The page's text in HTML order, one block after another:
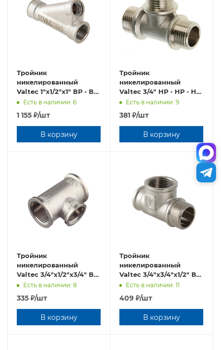
Тройник
никелированный
Valtec 1"х1/2"х1" ВР - ВР
- ВР КОСОЙ
VTr.136.N.0604
Есть в наличии: 6
1 155 ₽/шт
В корзину
Тройник
никелированный
Valtec 3/4" НР - НР - НР
VTr.131.N.0005
Есть в наличии: 9
381 ₽/шт
В корзину
Тройник
никелированный
Valtec 3/4"х1/2"х3/4" ВР
- ВР - ВР VTr.750.N.0504
Есть в наличии: 8
335 ₽/шт
В корзину
Тройник
никелированный
Valtec 3/4"х3/4"х1/2" ВР
- ВР - НР
VTr.134.RN.050504
Есть в наличии: 11
409 ₽/шт
В корзину